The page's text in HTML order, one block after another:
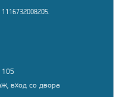
вход со двора